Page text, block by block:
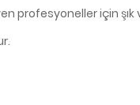
profesyoneller için şık